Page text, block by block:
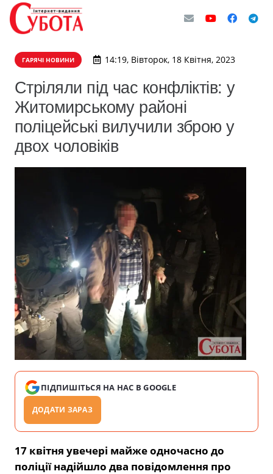
ГАРЯЧІ НОВИНИ 14:19, Вівторок, 18 Квітня, 2023
Стріляли під час конфліктів: у
Житомирському районі
поліцейські вилучили зброю у
двох чоловіків
ПІДПИШІТЬСЯ НА НАС В GOOGLE
ДОДАТИ ЗАРАЗ
17 квітня увечері майже одночасно до
поліції надійшло два повідомлення про